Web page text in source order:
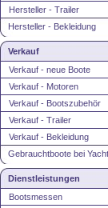
Hersteller - Trailer
Hersteller - Bekleidung
Verkauf
Verkauf - neue Boote
Verkauf - Motoren
Verkauf - Bootszubehör
Verkauf - Trailer
Verkauf - Bekleidung
Gebrauchtboote bei
Dienstleistungen
Bootsmessen